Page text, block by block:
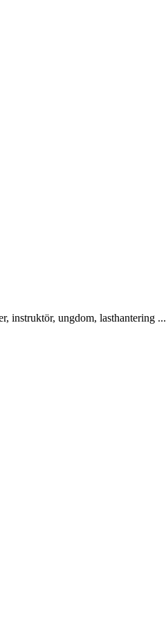
instruktör, ungdom, lasthantering ...